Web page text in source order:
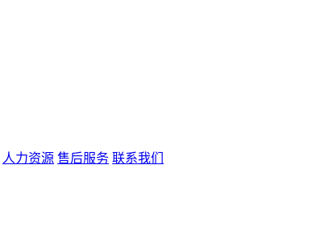
人力资源 售后服务 联系我们